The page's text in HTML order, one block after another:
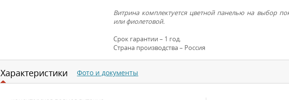
Витрина комплектуется цветной панелью на выбор
или фиолетовой.
Срок гарантии – 1 год.
Страна производства – Россия
Характеристики Фото и документы